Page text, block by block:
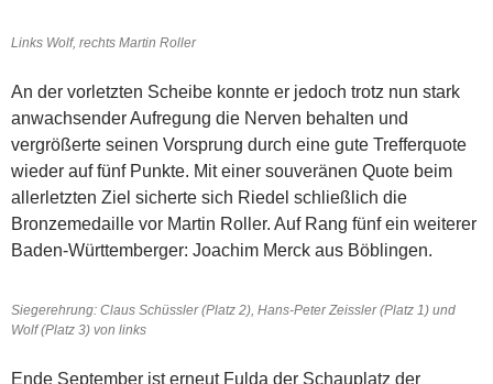
Links Wolf, rechts Martin Roller
An der vorletzten Scheibe konnte er jedoch trotz nun stark
anwachsender Aufregung die Nerven behalten und
vergrößerte seinen Vorsprung durch eine gute Trefferquote
wieder auf fünf Punkte. Mit einer souveränen Quote beim
allerletzten Ziel sicherte sich Riedel schließlich die
Bronzemedaille vor Martin Roller. Auf Rang fünf ein weiterer
Baden-Württemberger: Joachim Merck aus Böblingen.
Siegerehrung: Claus Schüssler (Platz 2), Hans-Peter Zeissler (Platz 1) und
Wolf (Platz 3) von links
Ende September ist erneut Fulda der Schauplatz der